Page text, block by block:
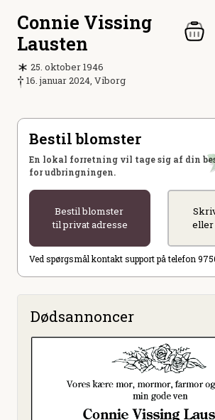
Connie Vissing
Lausten
25. oktober 1946
16. januar 2024, Viborg
Bestil blomster
En lokal forretning vil tage sig af din
for udbringningen.
Bestil blomster
til privat adresse
eller
Ved spørgsmål kontakt support på telefon
Dødsannoncer